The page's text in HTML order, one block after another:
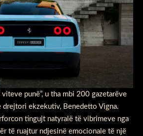
punë”, u tha mbi 200 gazetarëve
drejtori ekzekutiv, Benedetto Vigna.
tingujt natyralë të vibrimeve nga
të ruajtur ndjesinë emocionale të një